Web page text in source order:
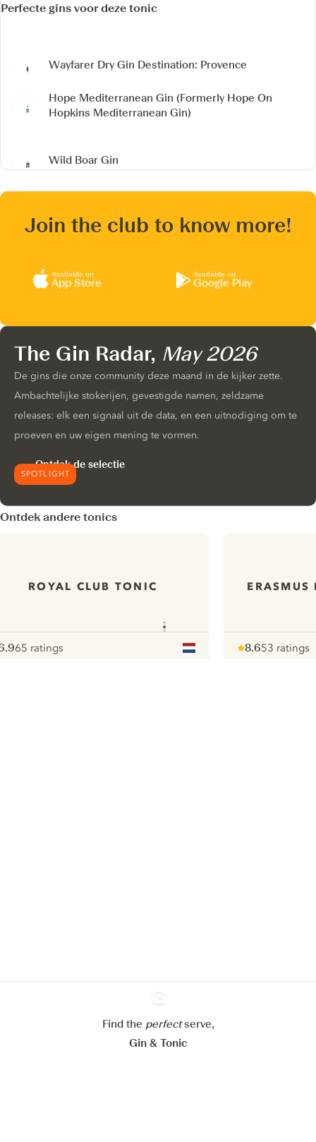
Perfecte gins voor deze tonic
Wayfarer Dry Gin Destination: Provence
Hope Mediterranean Gin (Formerly Hope On
Hopkins Mediterranean Gin)
Wild Boar Gin
Join the club to know more!
Available on
App Store
Available on
Google Play
SPOTLIGHT
The Gin Radar, May 2026
De gins die onze community deze maand in de kijker zette.
Ambachtelijke stokerijen, gevestigde namen, zeldzame
releases: elk een signaal uit de data, en een uitnodiging om te
proeven en uw eigen mening te vormen.
Ontdek de selectie
Ontdek andere tonics
ROYAL CLUB TONIC
65 ratings
8.653 ratings
Ginventory
Find the perfectserve,
Gin & Tonic